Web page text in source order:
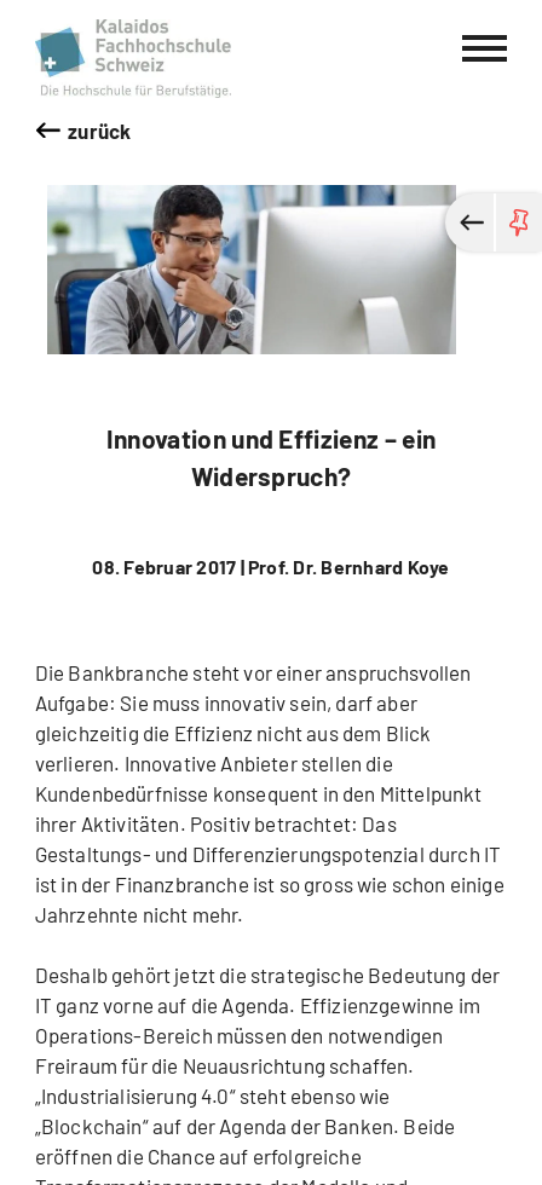
Kalaidos Fachhochschule Schweiz
zurück
Innovation und Effizienz – ein
Widerspruch?
08. Februar 2017 |Prof. Dr. Bernhard Koye
Die Bankbranche steht vor einer anspruchsvollen
Aufgabe: Sie muss innovativ sein, darf aber
gleichzeitig die Effizienz nicht aus dem Blick
verlieren. Innovative Anbieter stellen die
Kundenbedürfnisse konsequent in den Mittelpunkt
ihrer Aktivitäten. Positiv betrachtet: Das
Gestaltungs- und Differenzierungspotenzial durch IT
ist in der Finanzbranche ist so gross wie schon einige
Jahrzehnte nicht mehr.
Deshalb gehört jetzt die strategische Bedeutung der
IT ganz vorne auf die Agenda. Effizienzgewinne im
Operations-Bereich müssen den notwendigen
Freiraum für die Neuausrichtung schaffen.
„Industrialisierung 4.0“ steht ebenso wie
„Blockchain“ auf der Agenda der Banken. Beide
eröffnen die Chance auf erfolgreiche